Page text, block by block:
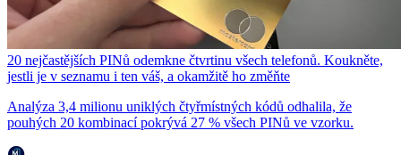
20 nejčastějších PINů odemkne čtvrtinu všech telefonů. Koukněte,
jestli je v seznamu i ten váš, a okamžitě ho změňte
Analýza 3,4 milionu uniklých čtyřmístných kódů odhalila, že
pouhých 20 kombinací pokrývá 27 % všech PINů ve vzorku.